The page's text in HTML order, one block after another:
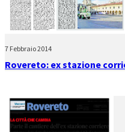
7 Febbraio 2014
Rovereto: ex stazione